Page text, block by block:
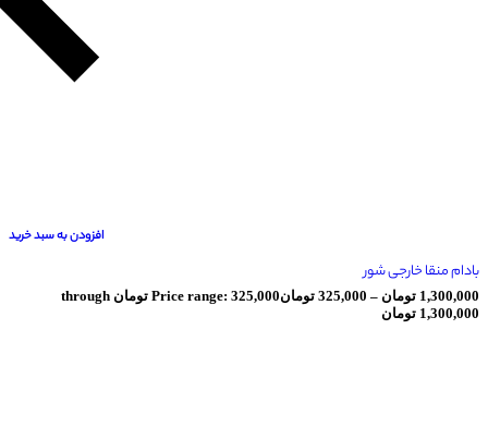
افزودن به سبد خرید
شور
–
325,000 تومان Price range: 325,000 تومان through